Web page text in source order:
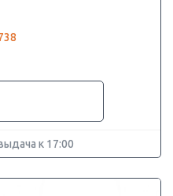
к 17:00